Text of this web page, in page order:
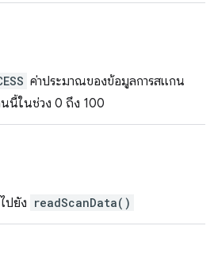
ค่าประมาณของข้อมูลการสแกน
นี้ในช่วง 0 ถึง 100
ปยัง readScanData()